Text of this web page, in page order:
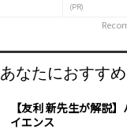
(PR)
あなたにおすすめ
【友利 新先生が解説
イエンス